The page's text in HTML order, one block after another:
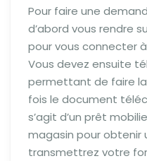
Pour faire une
d’abord vous rendre
pour vous connecter
Vous devez ensuite
permettant de faire
fois le document
s’agit d’un prêt
magasin pour obtenir
transmettrez votre